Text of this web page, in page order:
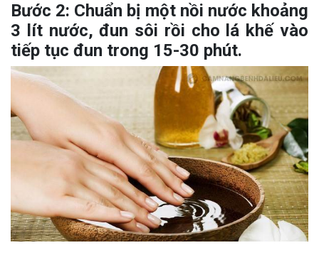
Bước 2: Chuẩn bị một nồi nước khoảng
3 lít nước, đun sôi rồi cho lá khế vào
tiếp tục đun trong 15-30 phút.